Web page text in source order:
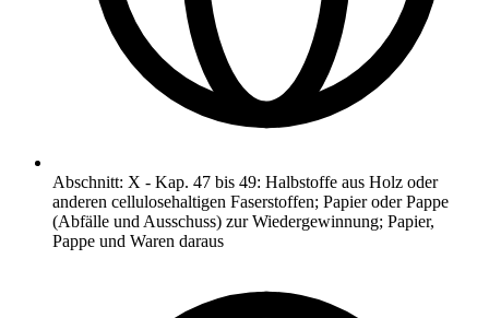
Abschnitt: X - Kap. 47 bis 49: Halbstoffe aus Holz oder
anderen cellulosehaltigen Faserstoffen; Papier oder Pappe
(Abfälle und Ausschuss) zur Wiedergewinnung; Papier,
Pappe und Waren daraus